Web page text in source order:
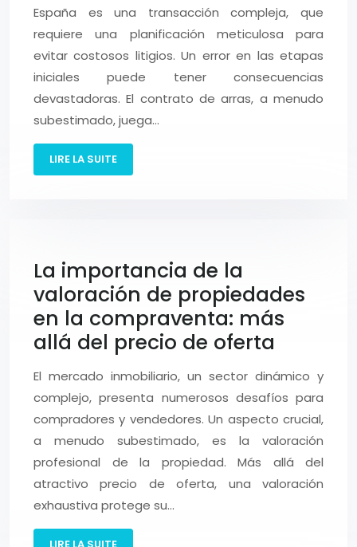
España es una transacción compleja, que
requiere una planificación meticulosa para
evitar costosos litigios. Un error en las etapas
iniciales puede tener consecuencias
devastadoras. El contrato de arras, a menudo
subestimado, juega…
LIRE LA SUITE
La importancia de la
valoración de propiedades
en la compraventa: más
allá del precio de oferta
El mercado inmobiliario, un sector dinámico y
complejo, presenta numerosos desafíos para
compradores y vendedores. Un aspecto crucial,
a menudo subestimado, es la valoración
profesional de la propiedad. Más allá del
atractivo precio de oferta, una valoración
exhaustiva protege su…
LIRE LA SUITE